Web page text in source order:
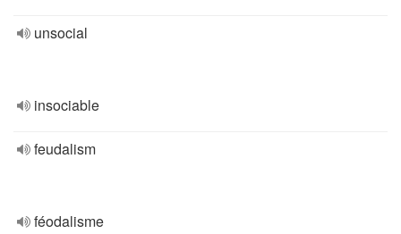
unsocial
insociable
feudalism
féodalisme